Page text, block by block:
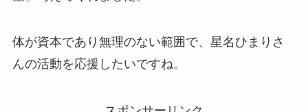
体が資本であり無理のない範囲で、星名ひまりさ
んの活動を応援したいですね。